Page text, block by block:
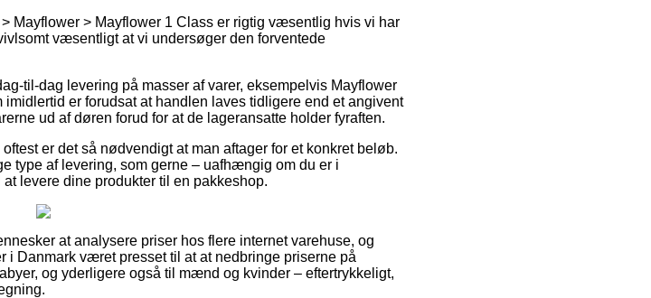
Mayflower > Mayflower 1 Class er rigtig væsentlig hvis vi har
væsentligt at vi undersøger den forventede
til-dag levering på masser af varer, eksempelvis Mayflower
er forudsat at handlen laves tidligere end et angivent
ud af døren forud for at de lageransatte holder fyraften.
er det så nødvendigt at man aftager for et konkret beløb.
type af levering, som gerne – uafhængig om du er i
levere dine produkter til en pakkeshop.
at analysere priser hos flere internet varehuse, og
i Danmark været presset til at at nedbringe priserne på
og yderligere også til mænd og kvinder – eftertrykkeligt,